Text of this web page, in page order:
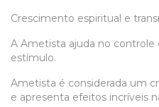
Crescimento espiritual e
A Ametista ajuda no
estímulo.
Ametista é considerada um
e apresenta efeitos incríveis